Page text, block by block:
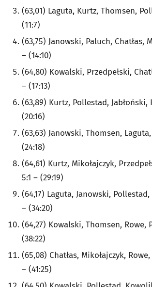
(63,01) Laguta, Kurtz, Thomsen,
(11:7)
(63,75) Janowski, Paluch, Chatłas,
– (14:10)
(64,80) Kowalski, Przedpełski,
– (17:13)
(63,89) Kurtz, Pollestad, Jabłoński,
(20:16)
(63,63) Janowski, Thomsen,
(24:18)
(64,61) Kurtz, Mikołajczyk,
5:1 – (29:19)
(64,17) Laguta, Janowski, Pollestad,
– (34:20)
(64,27) Kowalski, Thomsen, Rowe,
(38:22)
(65,08) Chatłas, Mikołajczyk,
– (41:25)